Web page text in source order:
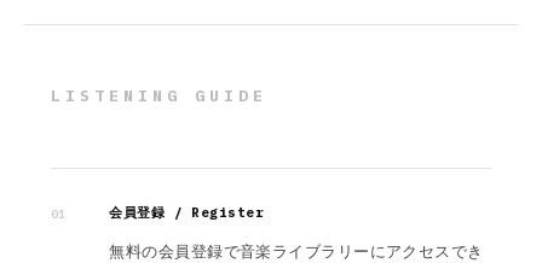
LISTENING GUIDE
01 会員登録 / Register
無料の会員登録で音楽ライブラリーにアクセスでき